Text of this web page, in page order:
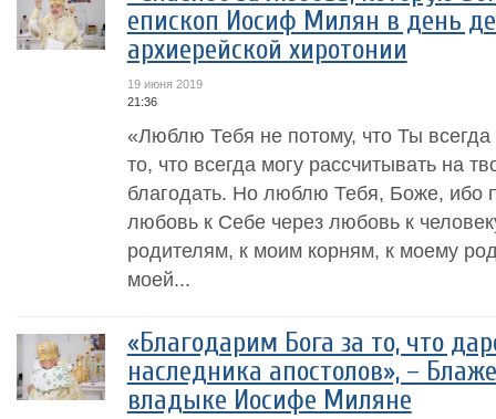
епископ Иосиф Милян в день
архиерейской хиротонии
19 июня 2019
21:36
«Люблю Тебя не потому, что Ты
то, что всегда могу рассчитывать на
благодать. Но люблю Тебя, Боже, ибо
любовь к Себе через любовь к
родителям, к моим корням, к моему
моей...
«Благодарим Бога за то, что
наследника апостолов», –
владыке Иосифе Миляне